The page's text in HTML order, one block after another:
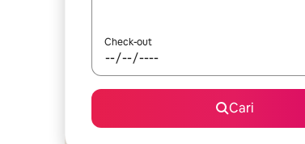
Check-out
Cari